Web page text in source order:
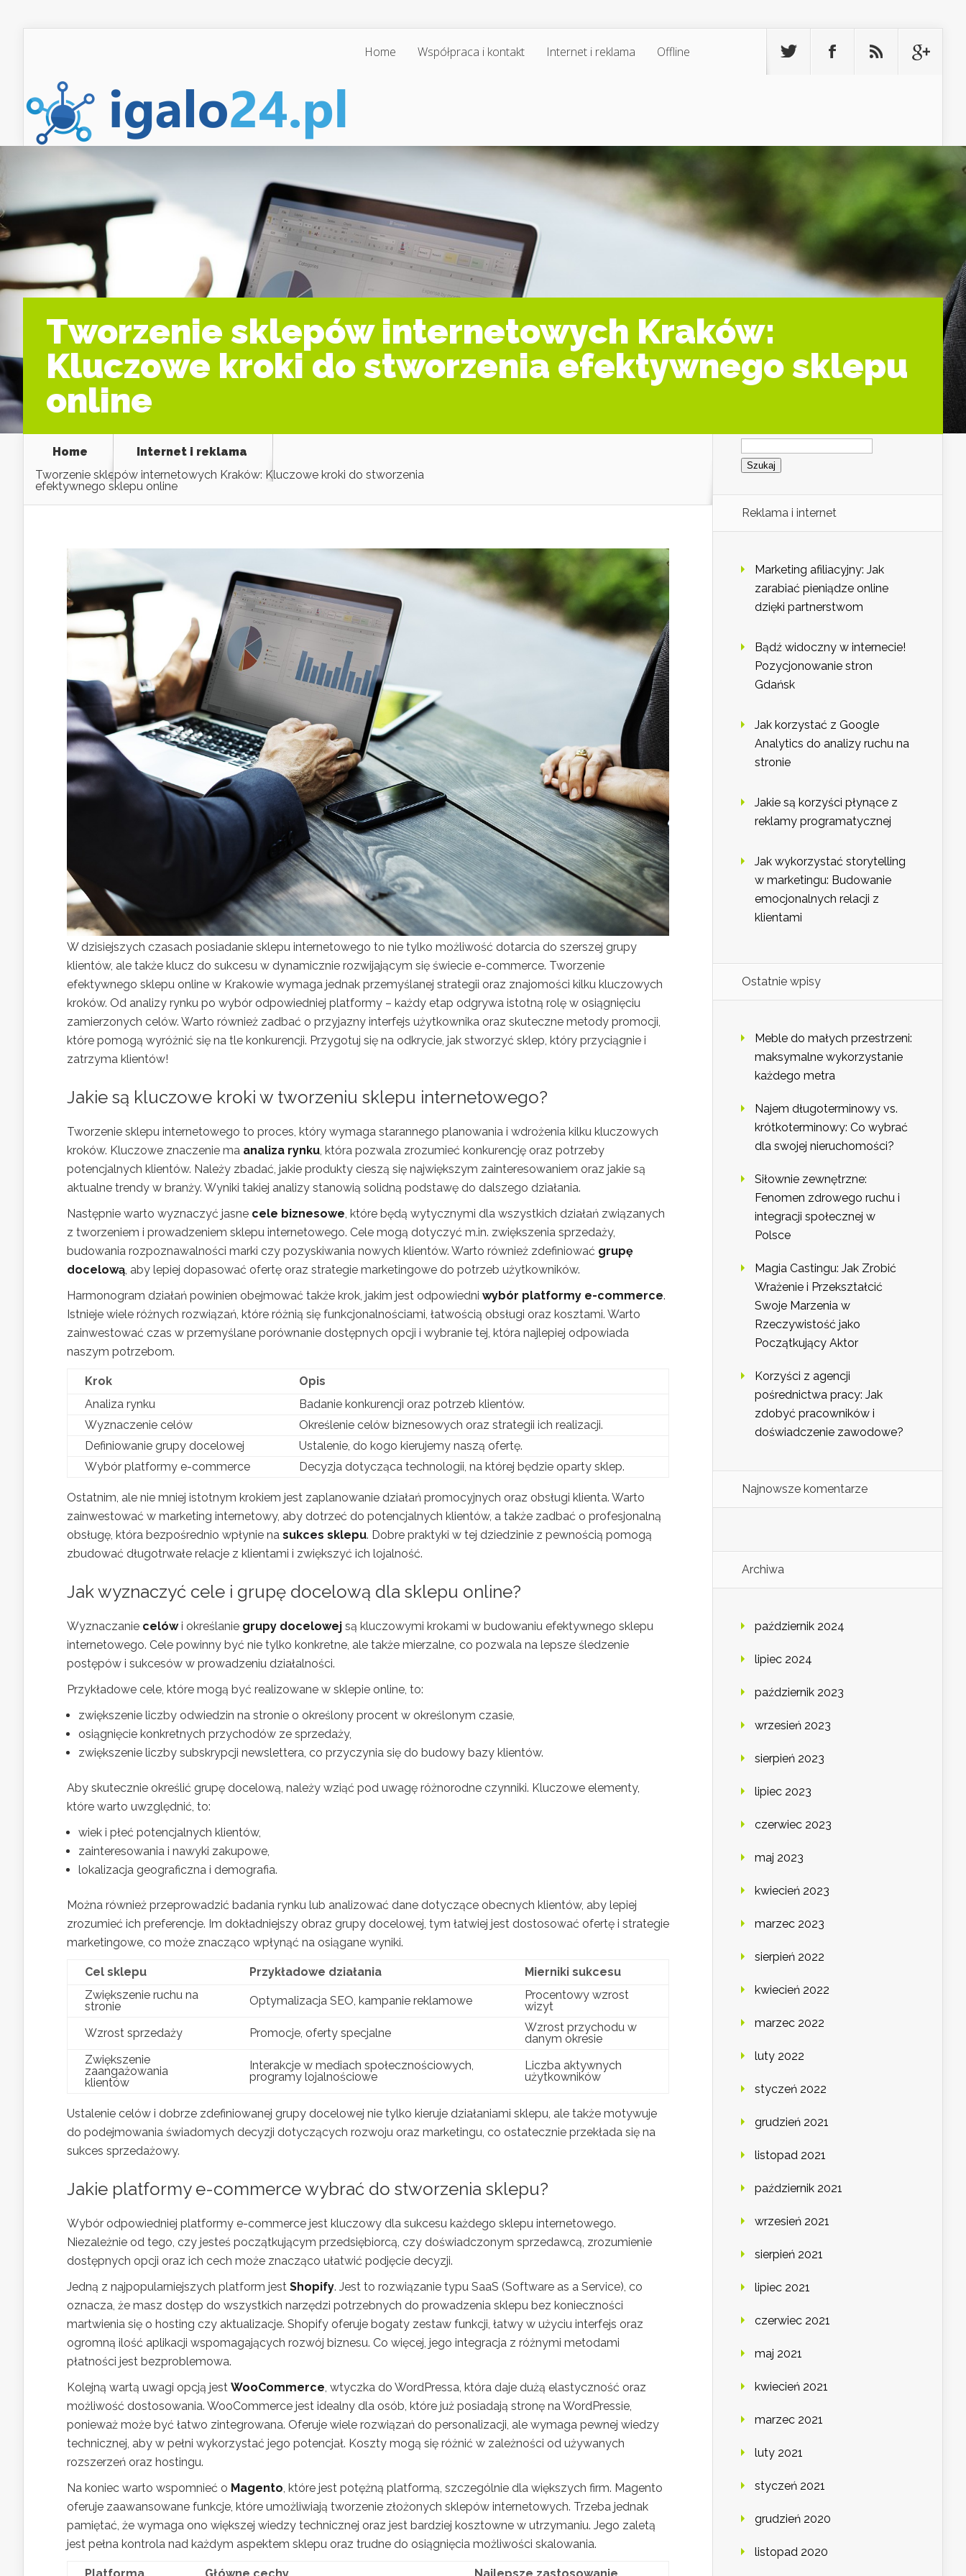
Home Współpraca i kontakt Internet i reklama Offline
Tworzenie sklepów internetowych Kraków:
Kluczowe kroki do stworzenia efektywnego sklepu
online
Home
Internet i reklama
Tworzenie sklepów internetowych Kraków: Kluczowe kroki do stworzenia
efektywnego sklepu online
W dzisiejszych czasach posiadanie sklepu internetowego to nie tylko możliwość dotarcia do szerszej grupy
klientów, ale także klucz do sukcesu w dynamicznie rozwijającym się świecie e-commerce. Tworzenie
efektywnego sklepu online w Krakowie wymaga jednak przemyślanej strategii oraz znajomości kilku kluczowych
kroków. Od analizy rynku po wybór odpowiedniej platformy – każdy etap odgrywa istotną rolę w osiągnięciu
zamierzonych celów. Warto również zadbać o przyjazny interfejs użytkownika oraz skuteczne metody promocji,
które pomogą wyróżnić się na tle konkurencji. Przygotuj się na odkrycie, jak stworzyć sklep, który przyciągnie i
zatrzyma klientów!
Jakie są kluczowe kroki w tworzeniu sklepu internetowego?
Tworzenie sklepu internetowego to proces, który wymaga starannego planowania i wdrożenia kilku kluczowych
kroków. Kluczowe znaczenie ma analiza rynku , która pozwala zrozumieć konkurencję oraz potrzeby
potencjalnych klientów. Należy zbadać, jakie produkty cieszą się największym zainteresowaniem oraz jakie są
aktualne trendy w branży. Wyniki takiej analizy stanowią solidną podstawę do dalszego działania.
Następnie warto wyznaczyć jasne cele biznesowe , które będą wytycznymi dla wszystkich działań związanych
z tworzeniem i prowadzeniem sklepu internetowego. Cele mogą dotyczyć m.in. zwiększenia sprzedaży,
budowania rozpoznawalności marki czy pozyskiwania nowych klientów. Warto również zdefiniować grupę
docelową , aby lepiej dopasować ofertę oraz strategie marketingowe do potrzeb użytkowników.
Harmonogram działań powinien obejmować także krok, jakim jest odpowiedni wybór platformy e-commerce.
Istnieje wiele różnych rozwiązań, które różnią się funkcjonalnościami, łatwością obsługi oraz kosztami. Warto
zainwestować czas w przemyślane porównanie dostępnych opcji i wybranie tej, która najlepiej odpowiada
naszym potrzebom.
Krok
Opis
Analiza rynku
Badanie konkurencji oraz potrzeb klientów.
Wyznaczenie celów
Określenie celów biznesowych oraz strategii ich realizacji.
Definiowanie grupy docelowej
Ustalenie, do kogo kierujemy naszą ofertę.
Wybór platformy e-commerce
Decyzja dotycząca technologii, na której będzie oparty sklep.
Ostatnim, ale nie mniej istotnym krokiem jest zaplanowanie działań promocyjnych oraz obsługi klienta. Warto
zainwestować w marketing internetowy, aby dotrzeć do potencjalnych klientów, a także zadbać o profesjonalną
obsługę, która bezpośrednio wpłynie na sukces sklepu. Dobre praktyki w tej dziedzinie z pewnością pomogą
zbudować długotrwałe relacje z klientami i zwiększyć ich lojalność.
Jak wyznaczyć cele i grupę docelową dla sklepu online?
Wyznaczanie celówi określanie grupy docelowej są kluczowymi krokami w budowaniu efektywnego sklepu
internetowego. Cele powinny być nie tylko konkretne, ale także mierzalne, co pozwala na lepsze śledzenie
postępów i sukcesów w prowadzeniu działalności.
Przykładowe cele, które mogą być realizowane w sklepie online, to:
zwiększenie liczby odwiedzin na stronie o określony procent w określonym czasie,
osiągnięcie konkretnych przychodów ze sprzedaży,
zwiększenie liczby subskrypcji newslettera, co przyczynia się do budowy bazy klientów.
Aby skutecznie określić grupę docelową, należy wziąć pod uwagę różnorodne czynniki. Kluczowe elementy,
które warto uwzględnić, to:
wiek i płeć potencjalnych klientów,
zainteresowania i nawyki zakupowe,
lokalizacja geograficzna i demografia.
Można również przeprowadzić badania rynku lub analizować dane dotyczące obecnych klientów, aby lepiej
zrozumieć ich preferencje. Im dokładniejszy obraz grupy docelowej, tym łatwiej jest dostosować ofertę i strategie
marketingowe, co może znacząco wpłynąć na osiągane wyniki.
Cel sklepu Przykładowe działania
Mierniki sukcesu
Zwiększenie ruchu na
stronie
Optymalizacja SEO, kampanie reklamowe
Procentowy wzrost
wizyt
Wzrost sprzedaży
Promocje, oferty specjalne
Wzrost przychodu w
danym okresie
Zwiększenie
zaangażowania
klientów
Interakcje w mediach społecznościowych,
programy lojalnościowe
Liczba aktywnych
użytkowników
Ustalenie celów i dobrze zdefiniowanej grupy docelowej nie tylko kieruje działaniami sklepu, ale także motywuje
do podejmowania świadomych decyzji dotyczących rozwoju oraz marketingu, co ostatecznie przekłada się na
sukces sprzedażowy.
Jakie platformy e-commerce wybrać do stworzenia sklepu?
Wybór odpowiedniej platformy e-commerce jest kluczowy dla sukcesu każdego sklepu internetowego.
Niezależnie od tego, czy jesteś początkującym przedsiębiorcą, czy doświadczonym sprzedawcą, zrozumienie
dostępnych opcji oraz ich cech może znacząco ułatwić podjęcie decyzji.
Jedną z najpopularniejszych platform jest Shopify. Jest to rozwiązanie typu SaaS (Software as a Service), co
oznacza, że masz dostęp do wszystkich narzędzi potrzebnych do prowadzenia sklepu bez konieczności
martwienia się o hosting czy aktualizacje. Shopify oferuje bogaty zestaw funkcji, łatwy w użyciu interfejs oraz
ogromną ilość aplikacji wspomagających rozwój biznesu. Co więcej, jego integracja z różnymi metodami
płatności jest bezproblemowa.
Kolejną wartą uwagi opcją jest WooCommerce , wtyczka do WordPressa, która daje dużą elastyczność oraz
możliwość dostosowania. WooCommerce jest idealny dla osób, które już posiadają stronę na WordPressie,
ponieważ może być łatwo zintegrowana. Oferuje wiele rozwiązań do personalizacji, ale wymaga pewnej wiedzy
technicznej, aby w pełni wykorzystać jego potencjał. Koszty mogą się różnić w zależności od używanych
rozszerzeń oraz hostingu.
Na koniec warto wspomnieć o Magento , które jest potężną platformą, szczególnie dla większych firm. Magento
oferuje zaawansowane funkcje, które umożliwiają tworzenie złożonych sklepów internetowych. Trzeba jednak
pamiętać, że wymaga ono większej wiedzy technicznej oraz jest bardziej kosztowne w utrzymaniu. Jego zaletą
jest pełna kontrola nad każdym aspektem sklepu oraz trudne do osiągnięcia możliwości skalowania.
Szukaj:
Reklama i internet
Marketing afiliacyjny: Jak
zarabiać pieniądze online
dzięki partnerstwom
Bądź widoczny w internecie!
Pozycjonowanie stron
Gdańsk
Jak korzystać z Google
Analytics do analizy ruchu na
stronie
Jakie są korzyści płynące z
reklamy programatycznej
Jak wykorzystać storytelling
w marketingu: Budowanie
emocjonalnych relacji z
klientami
Ostatnie wpisy
Meble do małych przestrzeni:
maksymalne wykorzystanie
każdego metra
Najem długoterminowy vs.
krótkoterminowy: Co wybrać
dla swojej nieruchomości?
Siłownie zewnętrzne:
Fenomen zdrowego ruchu i
integracji społecznej w
Polsce
Magia Castingu: Jak Zrobić
Wrażenie i Przekształcić
Swoje Marzenia w
Rzeczywistość jako
Początkujący Aktor
Korzyści z agencji
pośrednictwa pracy: Jak
zdobyć pracowników i
doświadczenie zawodowe?
Najnowsze komentarze
Archiwa
październik 2024
lipiec 2024
październik 2023
wrzesień 2023
sierpień 2023
lipiec 2023
czerwiec 2023
maj 2023
kwiecień 2023
marzec 2023
sierpień 2022
kwiecień 2022
marzec 2022
luty 2022
styczeń 2022
grudzień 2021
listopad 2021
październik 2021
wrzesień 2021
sierpień 2021
lipiec 2021
czerwiec 2021
maj 2021
kwiecień 2021
marzec 2021
luty 2021
styczeń 2021
grudzień 2020
listopad 2020